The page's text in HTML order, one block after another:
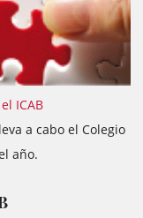
ICAB
a cabo el Colegio
año.